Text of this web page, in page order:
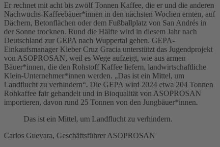
Er rechnet mit acht bis zwölf Tonnen Kaffee, die er und die anderen
Nachwuchs-Kaffeebäuer*innen in den nächsten Wochen ernten, auf
Dächern, Betonflächen oder dem Fußballplatz von San Andrés in
der Sonne trocknen. Rund die Hälfte wird in diesem Jahr nach
Deutschland zur GEPA nach Wuppertal gehen. GEPA-
Einkaufsmanager Kleber Cruz Gracia unterstützt das Jugendprojekt
von ASOPROSAN, weil es Wege aufzeigt, wie aus armen
Bäuer*innen, die den Rohstoff Kaffee liefern, landwirtschaftliche
Klein-Unternehmer*innen werden. „Das ist ein Mittel, um
Landflucht zu verhindern“. Die GEPA wird 2024 etwa 204 Tonnen
Rohkaffee fair gehandelt und in Bioqualität von ASOPROSAN
importieren, davon rund 25 Tonnen von den Jungbäuer*innen.
Das ist ein Mittel, um Landflucht zu verhindern.
Carlos Guevara, Geschäftsführer ASOPROSAN